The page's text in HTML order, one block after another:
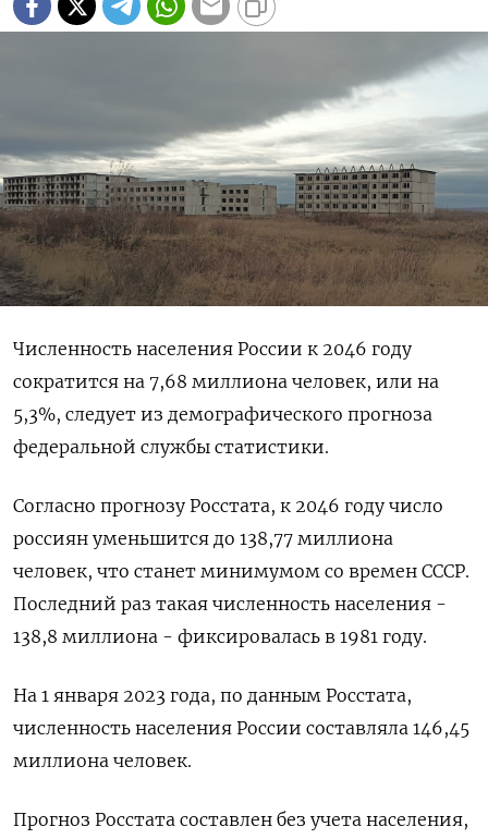
Численность населения России к 2046 году
сократится на 7,68 миллиона человек, или на
5,3%, следует из демографического прогноза
федеральной службы статистики.
Согласно прогнозу Росстата, к 2046 году число
россиян уменьшится до 138,77 миллиона
человек, что станет минимумом со времен СССР.
Последний раз такая численность населения -
138,8 миллиона - фиксировалась в 1981 году.
На 1 января 2023 года, по данным Росстата,
численность населения России составляла 146,45
миллиона человек.
Прогноз Росстата составлен без учета населения,